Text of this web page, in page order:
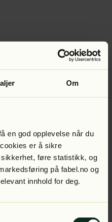
Om
en god opplevelse når du
er å sikre
føre statistikk, og
på fabel.no og
innhold for deg.